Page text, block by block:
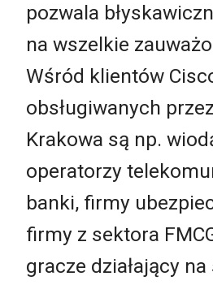
pozwala
na wszelkie
Wśród klientów
obsługiwanych
Krakowa są np.
operatorzy
banki, firmy
firmy z sektora
gracze działający na